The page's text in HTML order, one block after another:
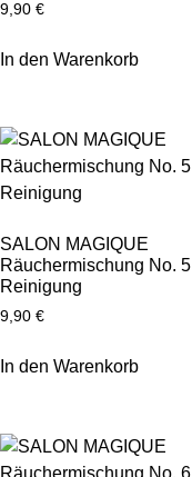
9,90 €
In den Warenkorb
SALON MAGIQUE
Räuchermischung No. 5
Reinigung
9,90 €
In den Warenkorb